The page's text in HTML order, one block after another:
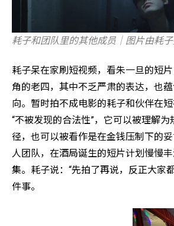
耗子和团队里的其他成员｜图片由耗
耗子呆在家刷短视频，看朱一旦的短
角的老四，其中不乏严肃的表达，也
向。暂时拍不成电影的耗子和伙伴在
“不被发现的合法性”，它可以被理解
径，也可以被看作是在金钱压制下的
人团队，在酒局诞生的短片计划慢慢
集。耗子说：“先拍了再说，反正大家
件事。